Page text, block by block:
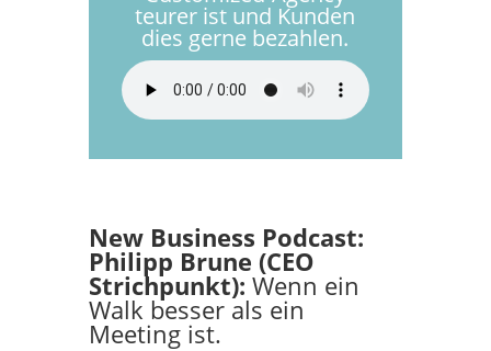
teurer ist und Kunden
dies gerne bezahlen.
New Business Podcast:
Philipp Brune (CEO
Strichpunkt): Wenn ein
Walk besser als ein
Meeting ist.